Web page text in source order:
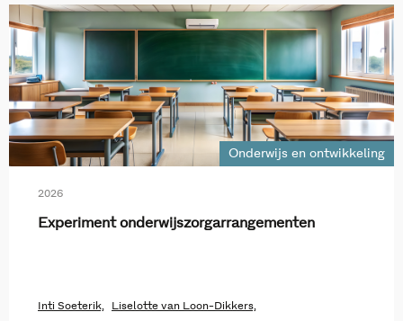
Onderwijs en ontwikkeling
2026
Experiment onderwijszorgarrangementen
Inti Soeterik, Liselotte van Loon-Dikkers,